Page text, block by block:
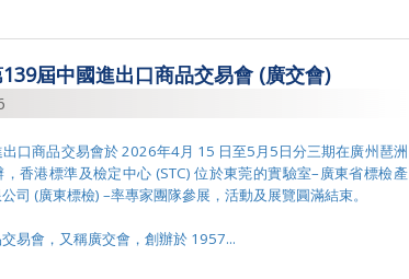
屆中國進出口商品交易會 (廣交會)
口商品交易會於 2026年4月 15 日至5月5日分三期在廣州琶洲
香港標準及檢定中心 (STC) 位於東莞的實驗室–廣東省標檢產
司 (廣東標檢) –率專家團隊參展，活動及展覽圓滿結束。
易會，又稱廣交會，創辦於 1957...